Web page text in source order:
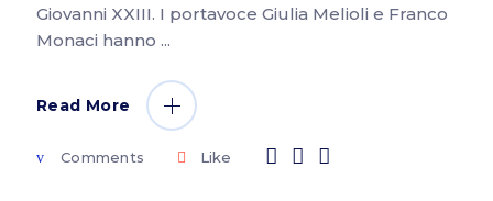
Giovanni XXIII. I portavoce Giulia Melioli e Franco
Monaci hanno
Read More
Comments Like